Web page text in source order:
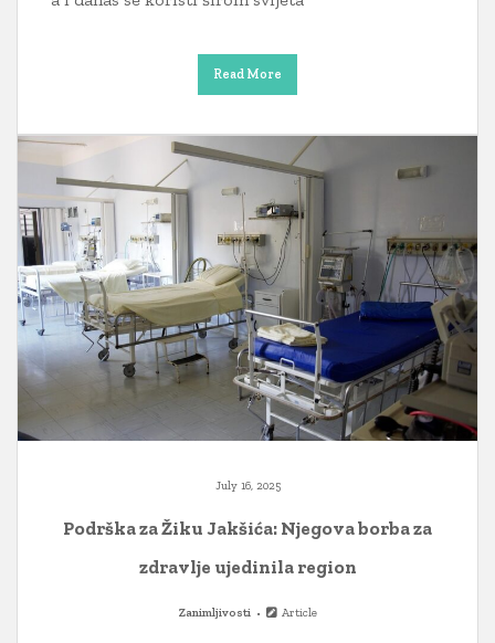
Read More
July 16, 2025
Podrška za Žiku Jakšića: Njegova borba za
zdravlje ujedinila region
Zanimljivosti Article